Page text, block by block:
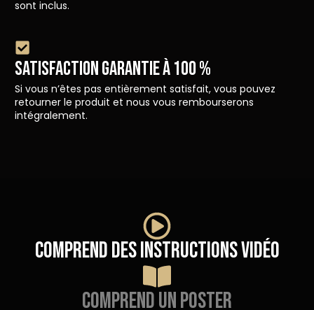
sont inclus.
SATISFACTION GARANTIE À 100 %
Si vous n’êtes pas entièrement satisfait, vous pouvez
retourner le produit et nous vous rembourserons
intégralement.
Comprend des instructions vidéo
Comprend un poster